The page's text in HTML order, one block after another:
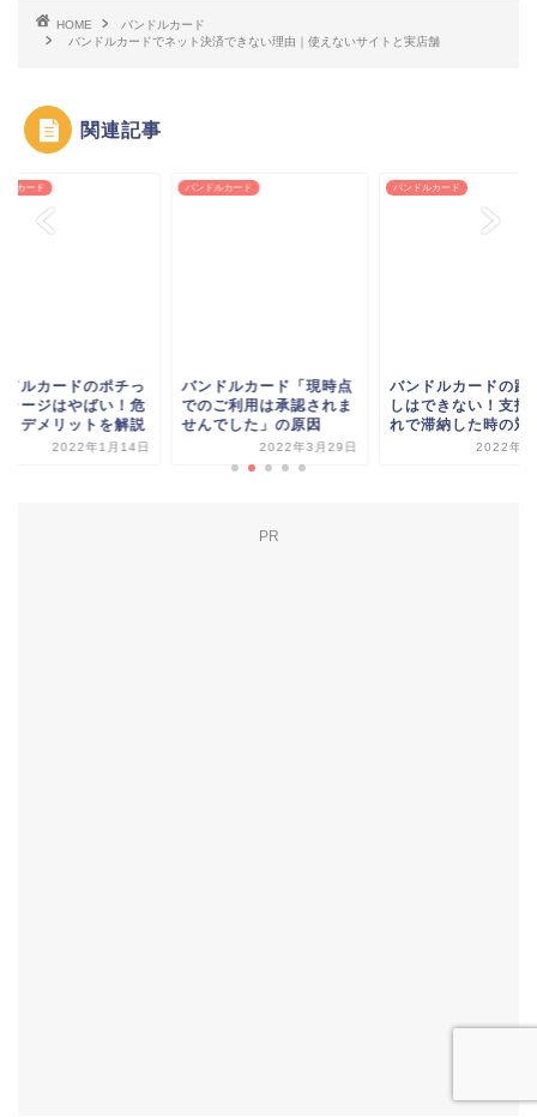
HOME
バンドルカード
バンドルカードでネット決済できない理由｜使えないサイトと実店舗
関連記事
ルカード
ドルカードのポチっ
ャージはやばい！危
とデメリットを解説
2022年1月14日
バンドルカード
バンドルカード「現時点
でのご利用は承認されま
せんでした」の原因
2022年3月29日
バンドルカード
バンドルカードの踏
しはできない！支払
れで滞納した時の対
2022年1
PR